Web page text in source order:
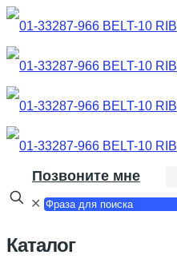
Позвоните мне
✕
Каталог